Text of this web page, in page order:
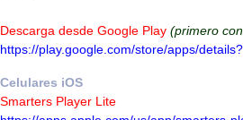
Descarga desde Google Play (primero
https://play.google.com/store/apps/
Celulares iOS
Smarters Player Lite